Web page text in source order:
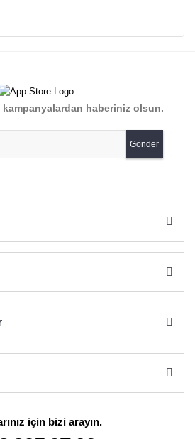
Yorum Yaz
bozuk veya görüntülenemiyor.
eksik bilgiler bulunuyor.
bulunuyor.
haberiniz olsun.
Gönder
için bizi arayın.